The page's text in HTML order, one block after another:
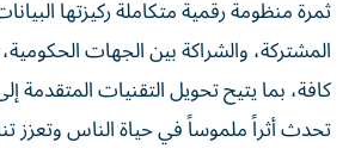
ثمرة منظومة رقمية متكاملة ركيزتها
المشتركة، والشراكة بين الجهات
كافة، بما يتيح تحويل التقنيات
تحدث أثراً ملموساً في حياة الناس وتعزز